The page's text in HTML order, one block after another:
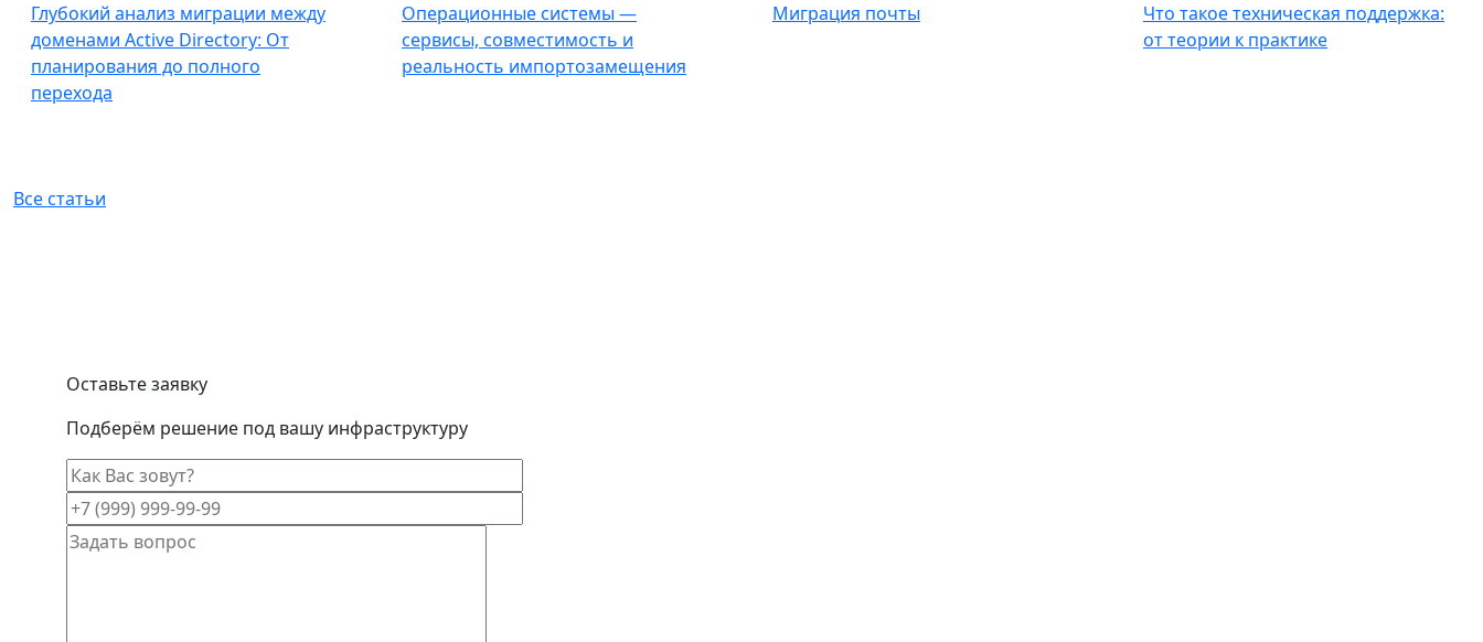
Глубокий анализ миграции между
доменами Active Directory: От
планирования до полного
перехода
Операционные системы —
сервисы, совместимость и
реальность импортозамещения
Миграция почты
Что такое техническая поддержка:
от теории к практике
Все статьи
Оставьте заявку
Подберём решение под вашу инфраструктуру